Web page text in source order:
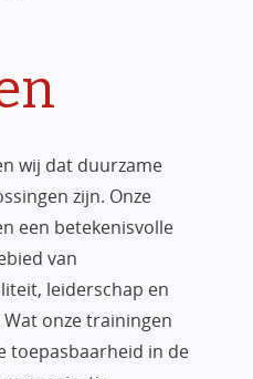
wij dat duurzame
zijn. Onze
een betekenisvolle
van
leiderschap en
onze trainingen
toepasbaarheid in de